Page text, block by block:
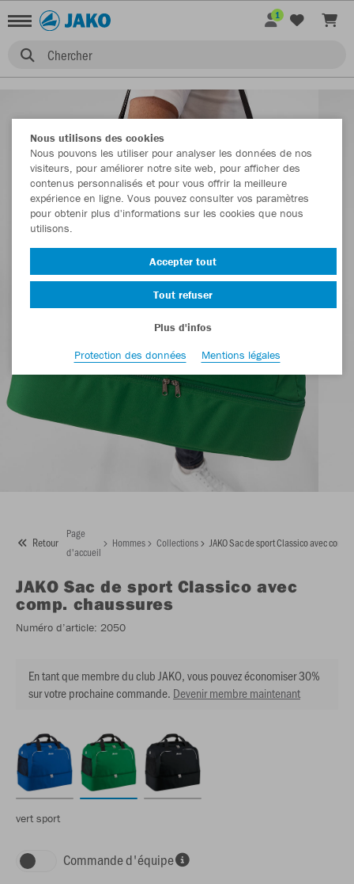
Chercher
1
Retour
Page
d'accueil
Hommes Collections JAKO Sac de sport Classico avec
JAKO Sac de sport Classico avec
comp. chaussures
Numéro d’article: 2050
En tant que membre du club JAKO, vous pouvez économiser 30%
sur votre prochaine commande. Devenir membre maintenant
vert sport
Commande d'équipe
Nous utilisons des cookies
Nous pouvons les utiliser pour analyser les données de nos
visiteurs, pour améliorer notre site web, pour afficher des
contenus personnalisés et pour vous offrir la meilleure
expérience en ligne. Vous pouvez consulter vos paramètres
pour obtenir plus d'informations sur les cookies que nous
utilisons.
Accepter tout
Tout refuser
Plus d'infos
Protection des données
Mentions légales